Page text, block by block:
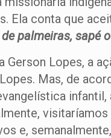
Ela conta que
palmeiras, sapé
Gerson Lopes, a
Mas, de
e,